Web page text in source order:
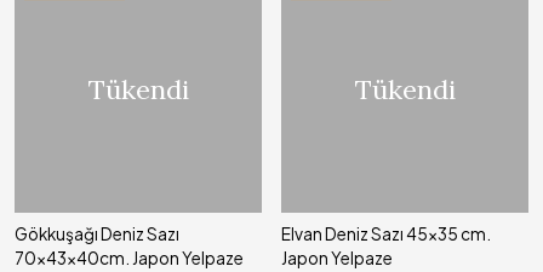
Tükendi
Gökkuşağı Deniz Sazı
70x43x40cm. Japon Yelpaze
Tükendi
Elvan Deniz Sazı 45x35 cm.
Japon Yelpaze